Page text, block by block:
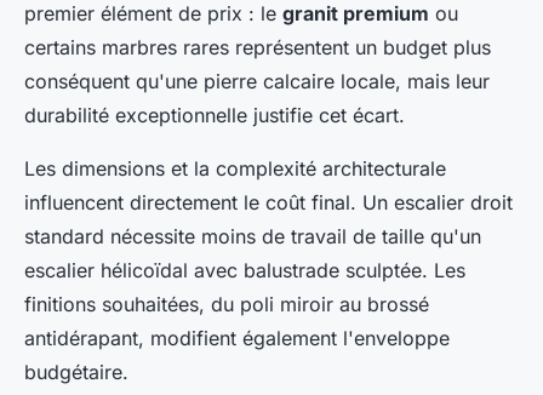
premier élément de prix : le granit premium ou
certains marbres rares représentent un budget plus
conséquent qu'une pierre calcaire locale, mais leur
durabilité exceptionnelle justifie cet écart.
Les dimensions et la complexité architecturale
influencent directement le coût final. Un escalier droit
standard nécessite moins de travail de taille qu'un
escalier hélicoïdal avec balustrade sculptée. Les
finitions souhaitées, du poli miroir au brossé
antidérapant, modifient également l'enveloppe
budgétaire.